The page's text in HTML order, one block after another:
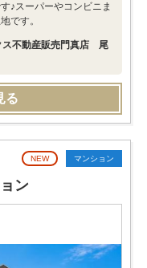
♪スーパーやコンビニま
です。
ス不動産販売門真店 尾
る
NEW マンション
ン